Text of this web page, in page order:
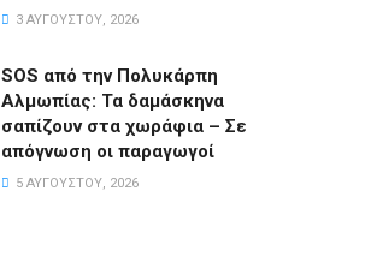
3 ΑΥΓΟΎΣΤΟΥ, 2026
SOS από την Πολυκάρπη
Αλμωπίας: Τα δαμάσκηνα
σαπίζουν στα χωράφια – Σε
απόγνωση οι παραγωγοί
5 ΑΥΓΟΎΣΤΟΥ, 2026